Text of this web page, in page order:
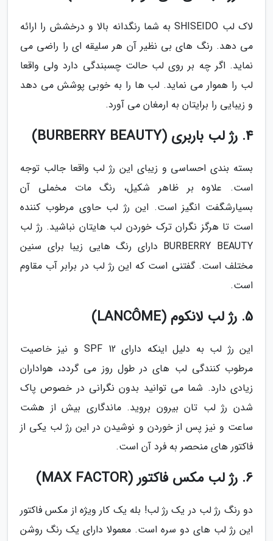
لاک لب SHISEIDO به شما رنگدانه بالا و درخشش را ارائه
می دهد. رنگ های بی نظیر آن هر سلیقه ای را راضی می
نماید. اگر چه بر روی لب حالت چسبندگی دارد ولی واقعا
لب را هموار می نماید. لب ها را به خوبی پوشش می دهد
و زیبایی را برایتان به ارمغان می آورد.
4. رژ لب باربری (BURBERRY BEAUTY)
بسته بندی احساسی و زیبای این رژ لب واقعا جالب توجه
است. علاوه بر ظاهر شکیل، رنگ مات مخملی آن
بسیارشگفت انگیز است. این رژ لب حاوی مرطوب کننده
است تا هرگز نگران ترک خوردن لب هایتان نباشید. رژ لب
BURBERRY BEAUTY دارای رنگ هایی زیبا برای سنین
مختلف است. گفتنی است که این رژ لب در برابر آب مقاوم
است.
5. رژ لب لانکوم (LANCÔME)
این رژ لب به دلیل اینکه دارای SPF 12 و نیز خاصیت
مرطوب کنندگی لب های در طول روز می گردد، هواداران
زیادی دارد. شما می توانید بدون نگرانی در خصوص پاک
شدن رژ لب تان بیرون بروید. ماندگاری بیش از هشت
ساعت و نیز پس از خوردن و نوشیدن در این رژ لب یکی از
فاکتور های منحصر به فرد آن است.
6. رژ لب مکس فاکتور (MAX FACTOR)
دو رنگ رژ لب در یک رژ لب! بله یک کار ویژه از مکس فاکتور
این رژ لب های دو سره است. معمولا دارای یک رنگ روشن